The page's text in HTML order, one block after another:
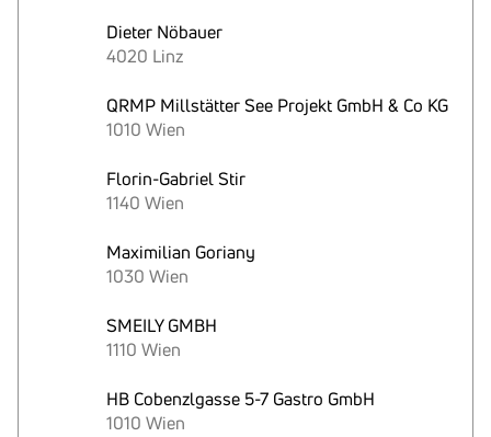
Dieter Nöbauer
4020 Linz
QRMP Millstätter See Projekt GmbH & Co KG
1010 Wien
Florin-Gabriel Stir
1140 Wien
Maximilian Goriany
1030 Wien
SMEILY GMBH
1110 Wien
HB Cobenzlgasse 5-7 Gastro GmbH
1010 Wien